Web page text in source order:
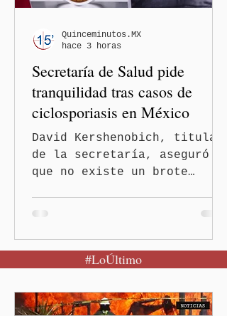
Secretaría de Salud pide
tranquilidad tras casos de
ciclosporiasis en México
David Kershenobich, titular
de la secretaría, aseguró
que no existe un brote
secretario de Salud
federal, David Kershenobich
exista un brote activo de
ciclosporiasis en México,
Quinceminutos.MX
hace 3 horas
#LoÚltimo